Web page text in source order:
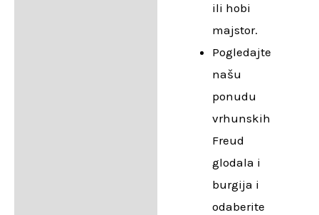
ili hobi
majstor.
Pogledajte
našu
ponudu
vrhunskih
Freud
glodala i
burgija i
odaberite